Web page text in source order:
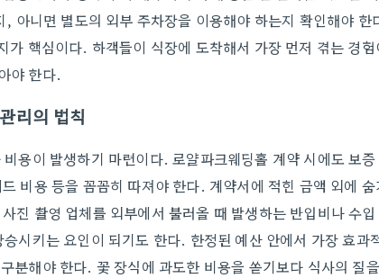
아니면 별도의 외부 주차장을 이용해야 하는지 확인해야 한
가 핵심이다. 하객들이 식장에 도착해서 가장 먼저 겪는 경
야 한다.
리의 법칙
용이 발생하기 마련이다. 로얄파크웨딩홀 계약 시에도 보
비용 등을 꼼꼼히 따져야 한다. 계약서에 적힌 금액 외에
진 촬영 업체를 외부에서 불러올 때 발생하는 반입비나 수
시키는 요인이 되기도 한다. 한정된 예산 안에서 가장 효과
분해야 한다. 꽃 장식에 과도한 비용을 쏟기보다 식사의 질